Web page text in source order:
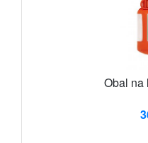
Obal na